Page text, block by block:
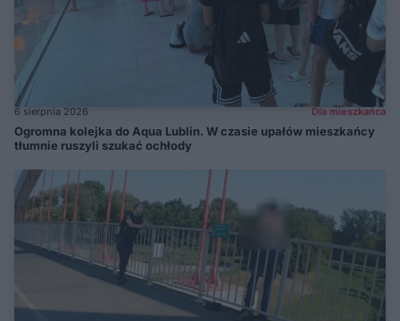
6 sierpnia 2026 Dla mieszkańca
Ogromna kolejka do Aqua Lublin. W czasie upałów mieszkańcy
tłumnie ruszyli szukać ochłody